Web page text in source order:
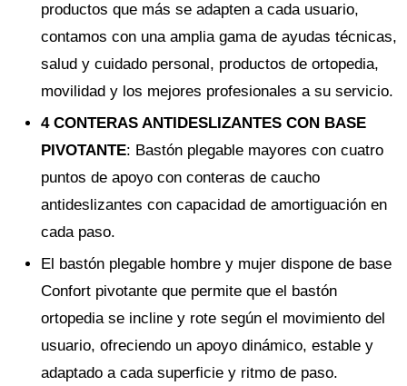
productos que más se adapten a cada usuario,
contamos con una amplia gama de ayudas técnicas,
salud y cuidado personal, productos de ortopedia,
movilidad y los mejores profesionales a su servicio.
4 CONTERAS ANTIDESLIZANTES CON BASE
PIVOTANTE: Bastón plegable mayores con cuatro
puntos de apoyo con conteras de caucho
antideslizantes con capacidad de amortiguación en
cada paso.
El bastón plegable hombre y mujer dispone de base
Confort pivotante que permite que el bastón
ortopedia se incline y rote según el movimiento del
usuario, ofreciendo un apoyo dinámico, estable y
adaptado a cada superficie y ritmo de paso.